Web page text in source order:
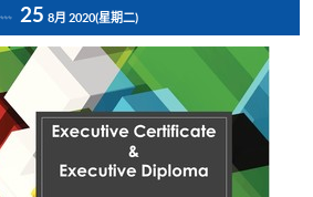
25 8月 2020(星期二)